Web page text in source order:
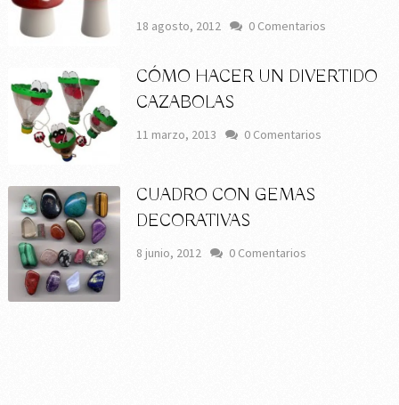
18 agosto, 2012 0 Comentarios
CÓMO HACER UN DIVERTIDO
CAZABOLAS
11 marzo, 2013 0 Comentarios
CUADRO CON GEMAS
DECORATIVAS
8 junio, 2012 0 Comentarios